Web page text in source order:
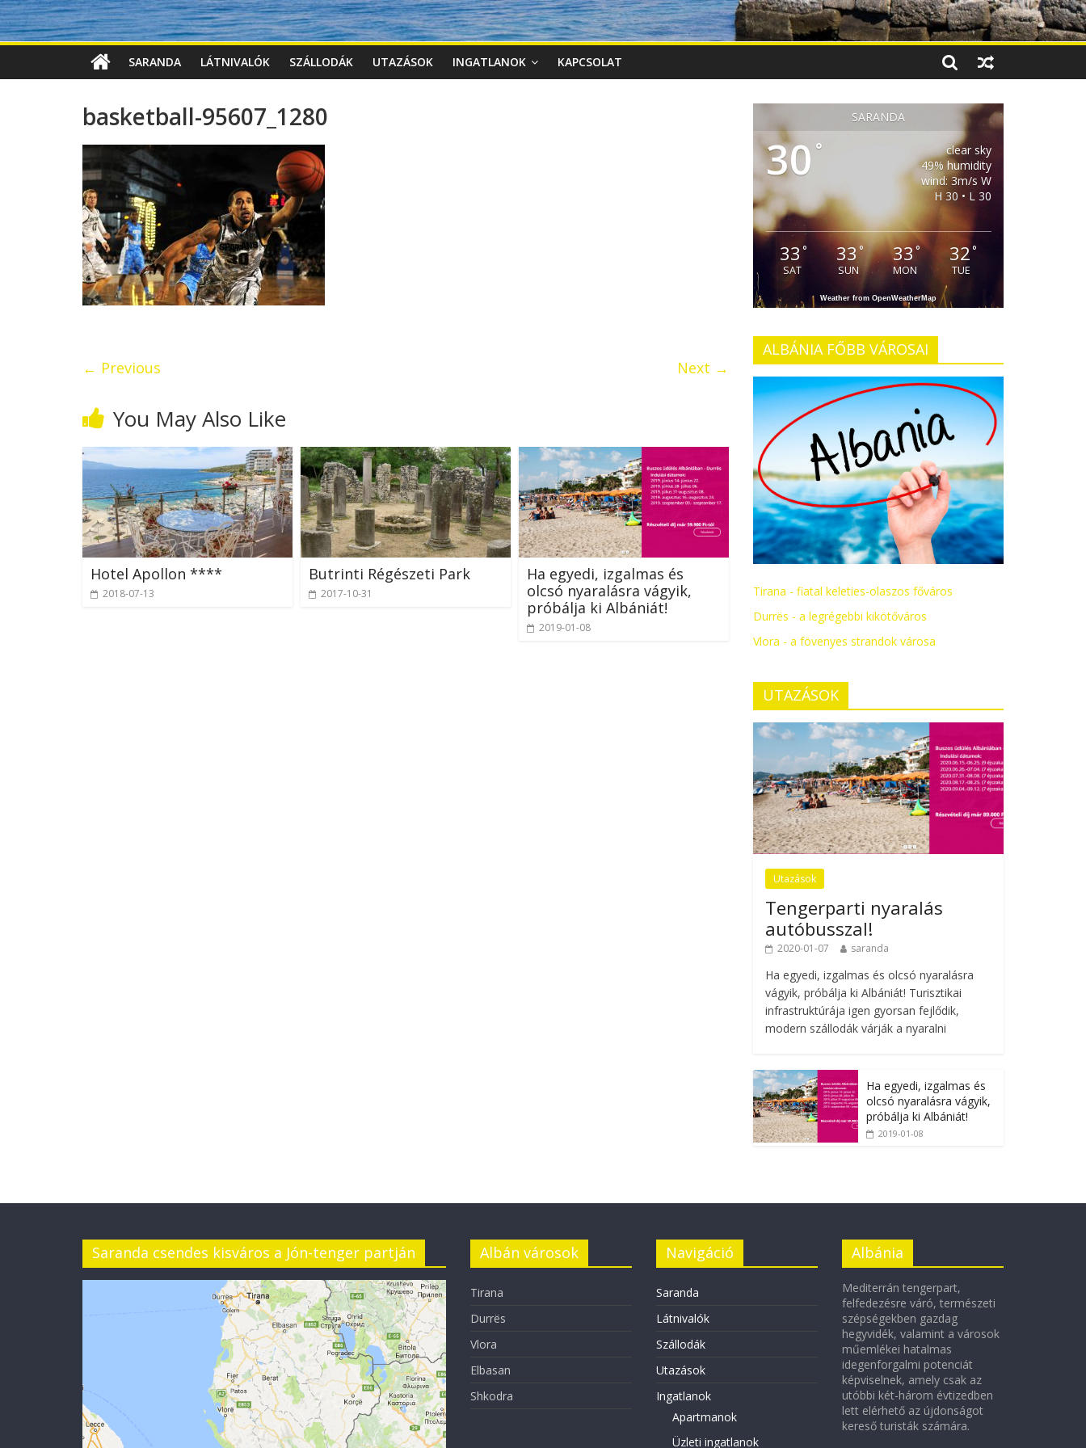
SARANDA LÁTNIVALÓK SZÁLLODÁK UTAZÁSOK INGATLANOK KAPCSOLAT
basketball-95607_1280
← Previous Next →
You May Also Like
Hotel Apollon ****
2018-07-13
Butrinti Régészeti Park
2017-10-31
Ha egyedi, izgalmas és
olcsó nyaralásra vágyik,
próbálja ki Albániát!
2019-01-08
SARANDA
30 °
clear sky
49% humidity
wind: 3m/s W
H 30 • L 30
33 °
SAT
33°
SUN
33°
MON
32°
TUE
Weather from OpenWeatherMap
ALBÁNIA FŐBB VÁROSAI
Tirana - fiatal keleties-olaszos főváros
Durrës - a legrégebbi kikötőváros
Vlora - a fövenyes strandok városa
UTAZÁSOK
Utazások
Tengerparti nyaralás
autóbusszal!
2020-01-07 saranda
Ha egyedi, izgalmas és olcsó nyaralásra
vágyik, próbálja ki Albániát! Turisztikai
infrastruktúrája igen gyorsan fejlődik,
modern szállodák várják a nyaralni
Ha egyedi, izgalmas és
olcsó nyaralásra vágyik,
próbálja ki Albániát!
2019-01-08
Saranda csendes kisváros a Jón-tenger partján Albán városok
Tirana
Durrës
Vlora
Elbasan
Shkodra
Navigáció
Saranda
Látnivalók
Szállodák
Utazások
Ingatlanok
Apartmanok
Üzleti ingatlanok
Albánia
Mediterrán tengerpart,
felfedezésre váró, természeti
szépségekben gazdag
hegyvidék, valamint a városok
műemlékei hatalmas
idegenforgalmi potenciát
képviselnek, amely csak az
utóbbi két-három évtizedben
lett elérhető az újdonságot
kereső turisták számára.